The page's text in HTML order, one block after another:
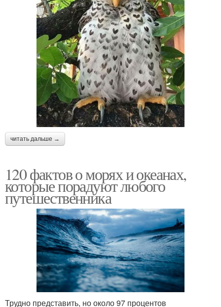
читать дальше →
120 фактов о морях и океанах,
которые порадуют любого
путешественника
Трудно представить, но около 97 процентов